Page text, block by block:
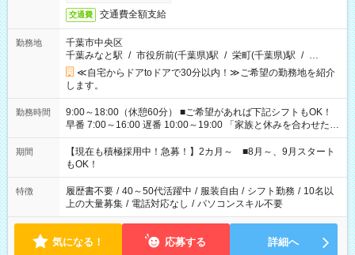
交通費 交通費全額支給
勤務地
千葉市中央区
千葉みなと駅 / 市役所前(千葉県)駅 / 栄町(千葉県)駅 / …
≪自宅からドアtoドアで30分以内！≫ご希望の勤務地を紹介
します。
勤務時間
9:00～18:00（休憩60分） ■ご希望があれば下記シフトもOK！
早番 7:00～16:00 遅番 10:00～19:00 「家族と休みを合わせた
い」 「余裕を持って夕飯の準備がしたい」 「できれば残業はし
たくない」 など、ご希望を教えてくださいね。 ※Wワーク希望
の方へ 今ご覧のお仕事で希望する勤務時間と、もう1つのお仕事
の勤務時間。 合計で週40時間を超える場合は応募できません。
期間
【現在も積極採用中！急募！】2カ月～ ■8月～、9月スタート
もOK！
特徴 履歴書不要 / 40～50代活躍中 / 服装自由 / シフト勤務 / 10名以
上の大量募集 / 電話対応なし / パソコンスキル不要
気になる！ 応募する 詳細へ